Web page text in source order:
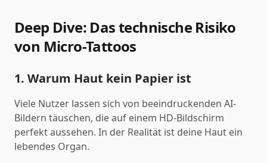
Deep Dive: Das technische Risiko
von Micro-Tattoos
1. Warum Haut kein Papier ist
Viele Nutzer lassen sich von beeindruckenden AI-
Bildern täuschen, die auf einem HD-Bildschirm
perfekt aussehen. In der Realität ist deine Haut ein
lebendes Organ.